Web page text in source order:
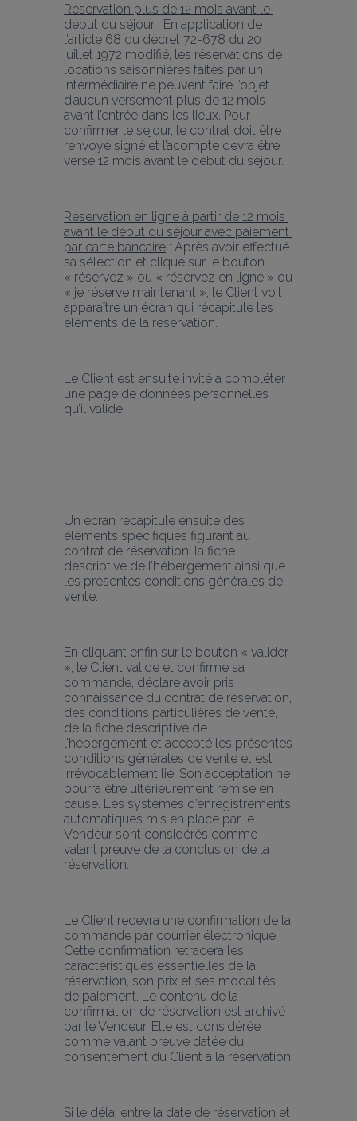
Réservation plus de 12 mois avant le
début du séjour : En application de
l’article 68 du décret 72-678 du 20
juillet 1972 modifié, les réservations de
locations saisonnières faites par un
intermédiaire ne peuvent faire l’objet
d’aucun versement plus de 12 mois
avant l’entrée dans les lieux. Pour
confirmer le séjour, le contrat doit être
renvoyé signé et l’acompte devra être
versé 12 mois avant le début du séjour.
Réservation en ligne à partir de 12 mois
avant le début du séjour avec paiement
par carte bancaire : Après avoir effectué
sa sélection et cliqué sur le bouton
« réservez » ou « réservez en ligne » ou
« je réserve maintenant », le Client voit
apparaître un écran qui récapitule les
éléments de la réservation.
Le Client est ensuite invité à compléter
une page de données personnelles
qu’il valide.
Un écran récapitule ensuite des
éléments spécifiques figurant au
contrat de réservation, la fiche
descriptive de l’hébergement ainsi que
les présentes conditions générales de
vente.
En cliquant enfin sur le bouton « valider
», le Client valide et confirme sa
commande, déclare avoir pris
connaissance du contrat de réservation,
des conditions particulières de vente,
de la fiche descriptive de
l’hébergement et accepté les présentes
conditions générales de vente et est
irrévocablement lié. Son acceptation ne
pourra être ultérieurement remise en
cause. Les systèmes d’enregistrements
automatiques mis en place par le
Vendeur sont considérés comme
valant preuve de la conclusion de la
réservation.
Le Client recevra une confirmation de la
commande par courrier électronique.
Cette confirmation retracera les
caractéristiques essentielles de la
réservation, son prix et ses modalités
de paiement. Le contenu de la
confirmation de réservation est archivé
par le Vendeur. Elle est considérée
comme valant preuve datée du
consentement du Client à la réservation.
Si le délai entre la date de réservation et